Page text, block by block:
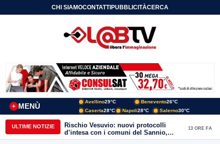
CHI SIAMOCONTATTIPUBBLICITÀCERCA
MENÙ
+
Avellino29°C Benevento26°C
Caserta28°C Napoli28°C Salerno30°C
ULTIME NOTIZIE
Rischio Vesuvio: nuovi protocolli
d’intesa con i comuni del Sannio,
firmato il protocollo con Arpaise
13 ORE FA